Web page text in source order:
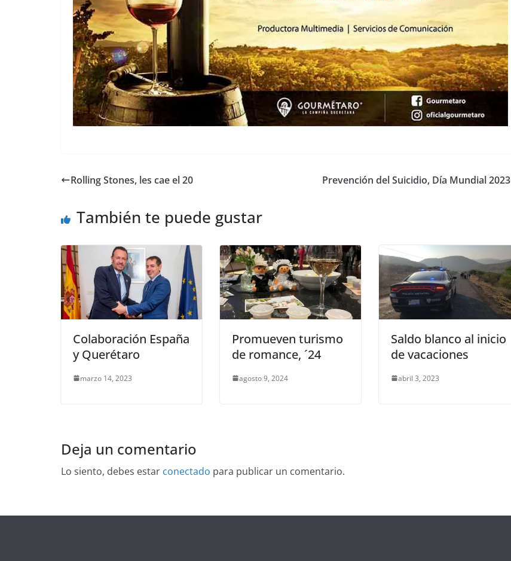
Rolling Stones, les cae el 20 Prevención del Suicidio, Día Mundial 2023
También te puede gustar
Colaboración España
y Querétaro
marzo 14, 2023
Promueven turismo
de romance, ´24
agosto 9, 2024
Saldo blanco al inicio
de vacaciones
abril 3, 2023
Deja un comentario
Lo siento, debes estar conectado para publicar un comentario.